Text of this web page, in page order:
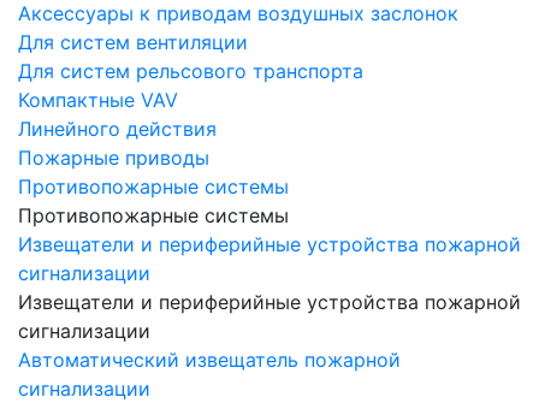
Аксессуары к приводам воздушных заслонок
Для систем вентиляции
Для систем рельсового транспорта
Компактные VAV
Линейного действия
Пожарные приводы
Противопожарные системы
Противопожарные системы
Извещатели и периферийные устройства пожарной
сигнализации
Извещатели и периферийные устройства пожарной
сигнализации
Автоматический извещатель пожарной
сигнализации